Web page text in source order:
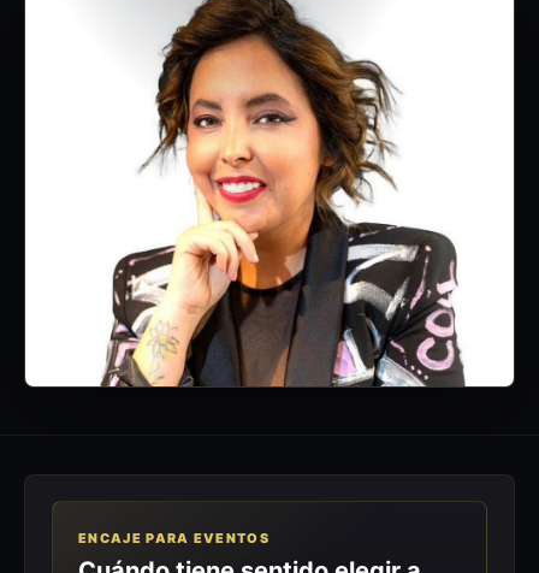
ENCAJE PARA EVENTOS